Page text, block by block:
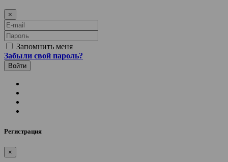
×
E-mail
Пароль
Запомнить меня
Забыли свой пароль?
Регистрация
×